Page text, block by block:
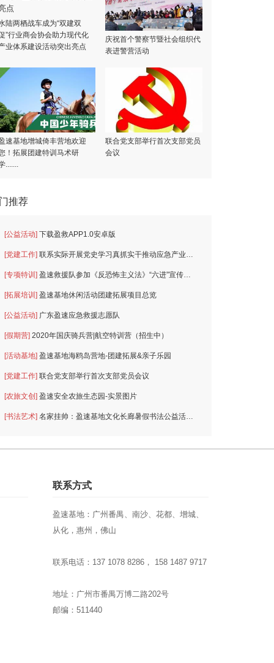
陆两栖战车成为“双建双
”行业商会协会助力现代化
业体系建设活动突出亮点
庆祝首个警察节暨社会组织代
表进警营活动
速基地增城倚丰营地欢迎
！拓展团建特训马术研
.......
联合党支部举行首次支部党员
会议
推荐
[公益活动] 下载盈救APP1.0安卓版
[党建工作] 联系实际开展党史学习真抓实干推动应急产业发展
[专项特训] 盈速救援队参加《反恐怖主义法》“六进”宣传主题活动
[拓展培训] 盈速基地休闲活动团建拓展项目总览
[公益活动] 广东盈速应急救援志愿队
[假期营] 2020年国庆骑兵营|航空特训营（招生中）
[活动基地] 盈速基地海鸥岛营地-团建拓展&亲子乐园
[党建工作] 联合党支部举行首次支部党员会议
[农旅文创] 盈速安全农旅生态园-实景图片
[书法艺术] 名家挂帅：盈速基地文化长廊暑假书法公益活动月
联系方式
盈速基地：广州番禺、南沙、花都、增城、
从化，惠州，佛山
联系电话：137 1078 8286， 158 1487 9717
地址：广州市番禺万博二路202号
邮编：511440